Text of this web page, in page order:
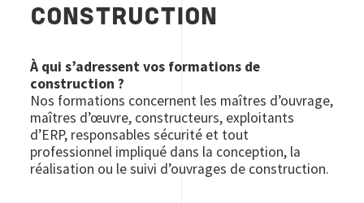
CONSTRUCTION
À qui s’adressent vos formations de
construction ?
Nos formations concernent les maîtres d’ouvrage,
maîtres d’œuvre, constructeurs, exploitants
d’ERP, responsables sécurité et tout
professionnel impliqué dans la conception, la
réalisation ou le suivi d’ouvrages de construction.